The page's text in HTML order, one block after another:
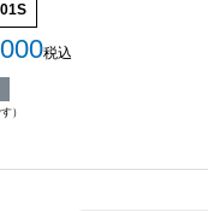
税込
）